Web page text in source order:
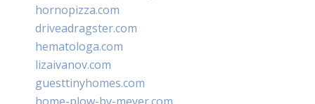
hornopizza.com
driveadragster.com
hematologa.com
lizaivanov.com
guesttinyhomes.com